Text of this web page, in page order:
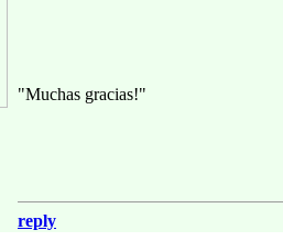
"Muchas gracias!"
reply